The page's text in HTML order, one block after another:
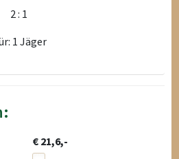
2 : 1
1 Jäger
€ 21,6,-